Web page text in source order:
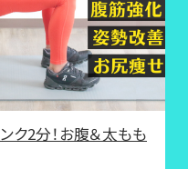
ク2分！お腹＆太もも